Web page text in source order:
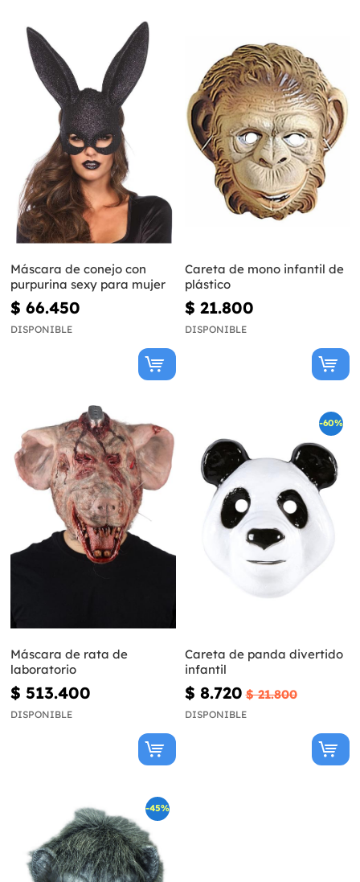
Máscara de conejo con
purpurina sexy para mujer
$ 66.450
DISPONIBLE
Careta de mono infantil de
plástico
$ 21.800
DISPONIBLE
Máscara de rata de
laboratorio
$ 513.400
DISPONIBLE
-60%
Careta de panda divertido
infantil
$ 8.720 $ 21.800
DISPONIBLE
-45%